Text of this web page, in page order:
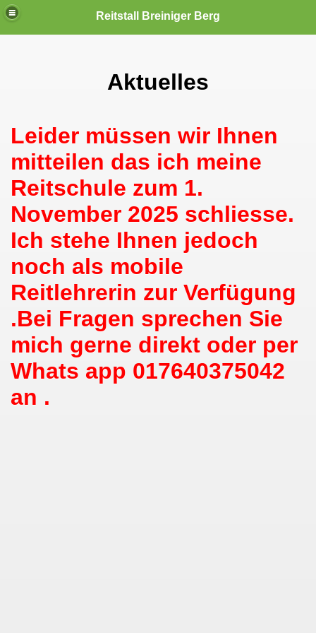
Reitstall Breiniger Berg
Aktuelles
Leider müssen wir Ihnen
mitteilen das ich meine
Reitschule zum 1.
November 2025 schliesse.
Ich stehe Ihnen jedoch
noch als mobile
Reitlehrerin zur Verfügung
.Bei Fragen sprechen Sie
mich gerne direkt oder per
Whats app 017640375042
an .